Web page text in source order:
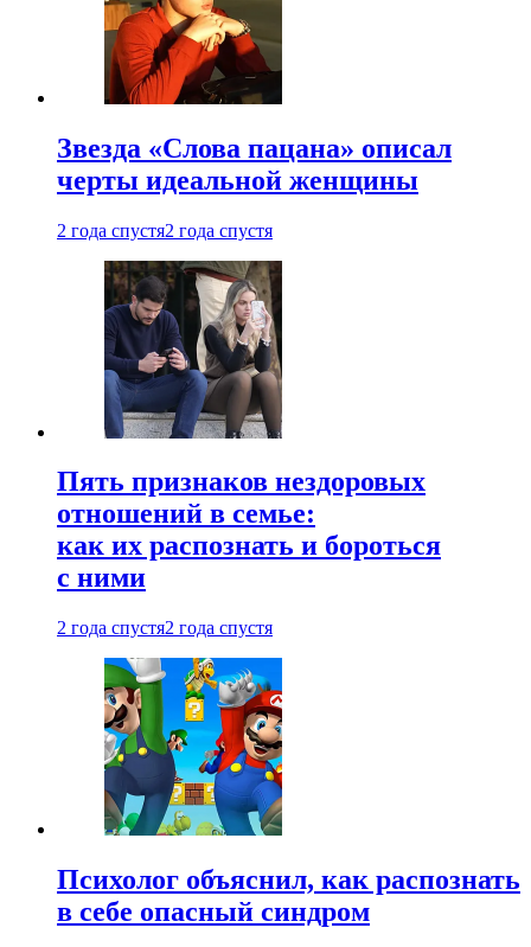
Звезда «Слова пацана» описал
черты идеальной женщины
2 года спустя2 года спустя
Пять признаков нездоровых
отношений в семье:
как их распознать и бороться
с ними
2 года спустя2 года спустя
Психолог объяснил, как распознать
в себе опасный синдром